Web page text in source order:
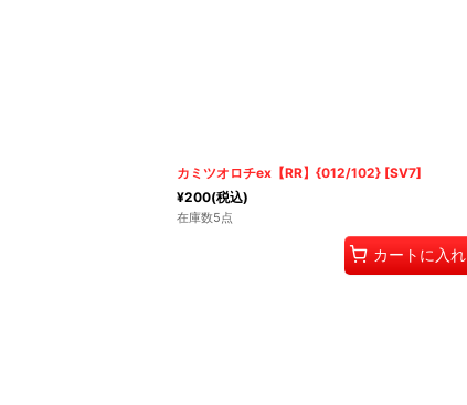
カミツオロチex【RR】{012/102} [SV7]
¥200(税込)
在庫数5点
カートに入